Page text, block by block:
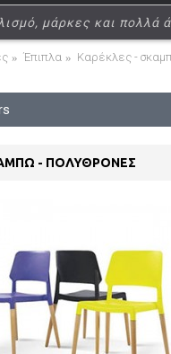
Έπιπλα Καρέκλες -
- ΠΟΛΥΘΡΌΝΕΣ